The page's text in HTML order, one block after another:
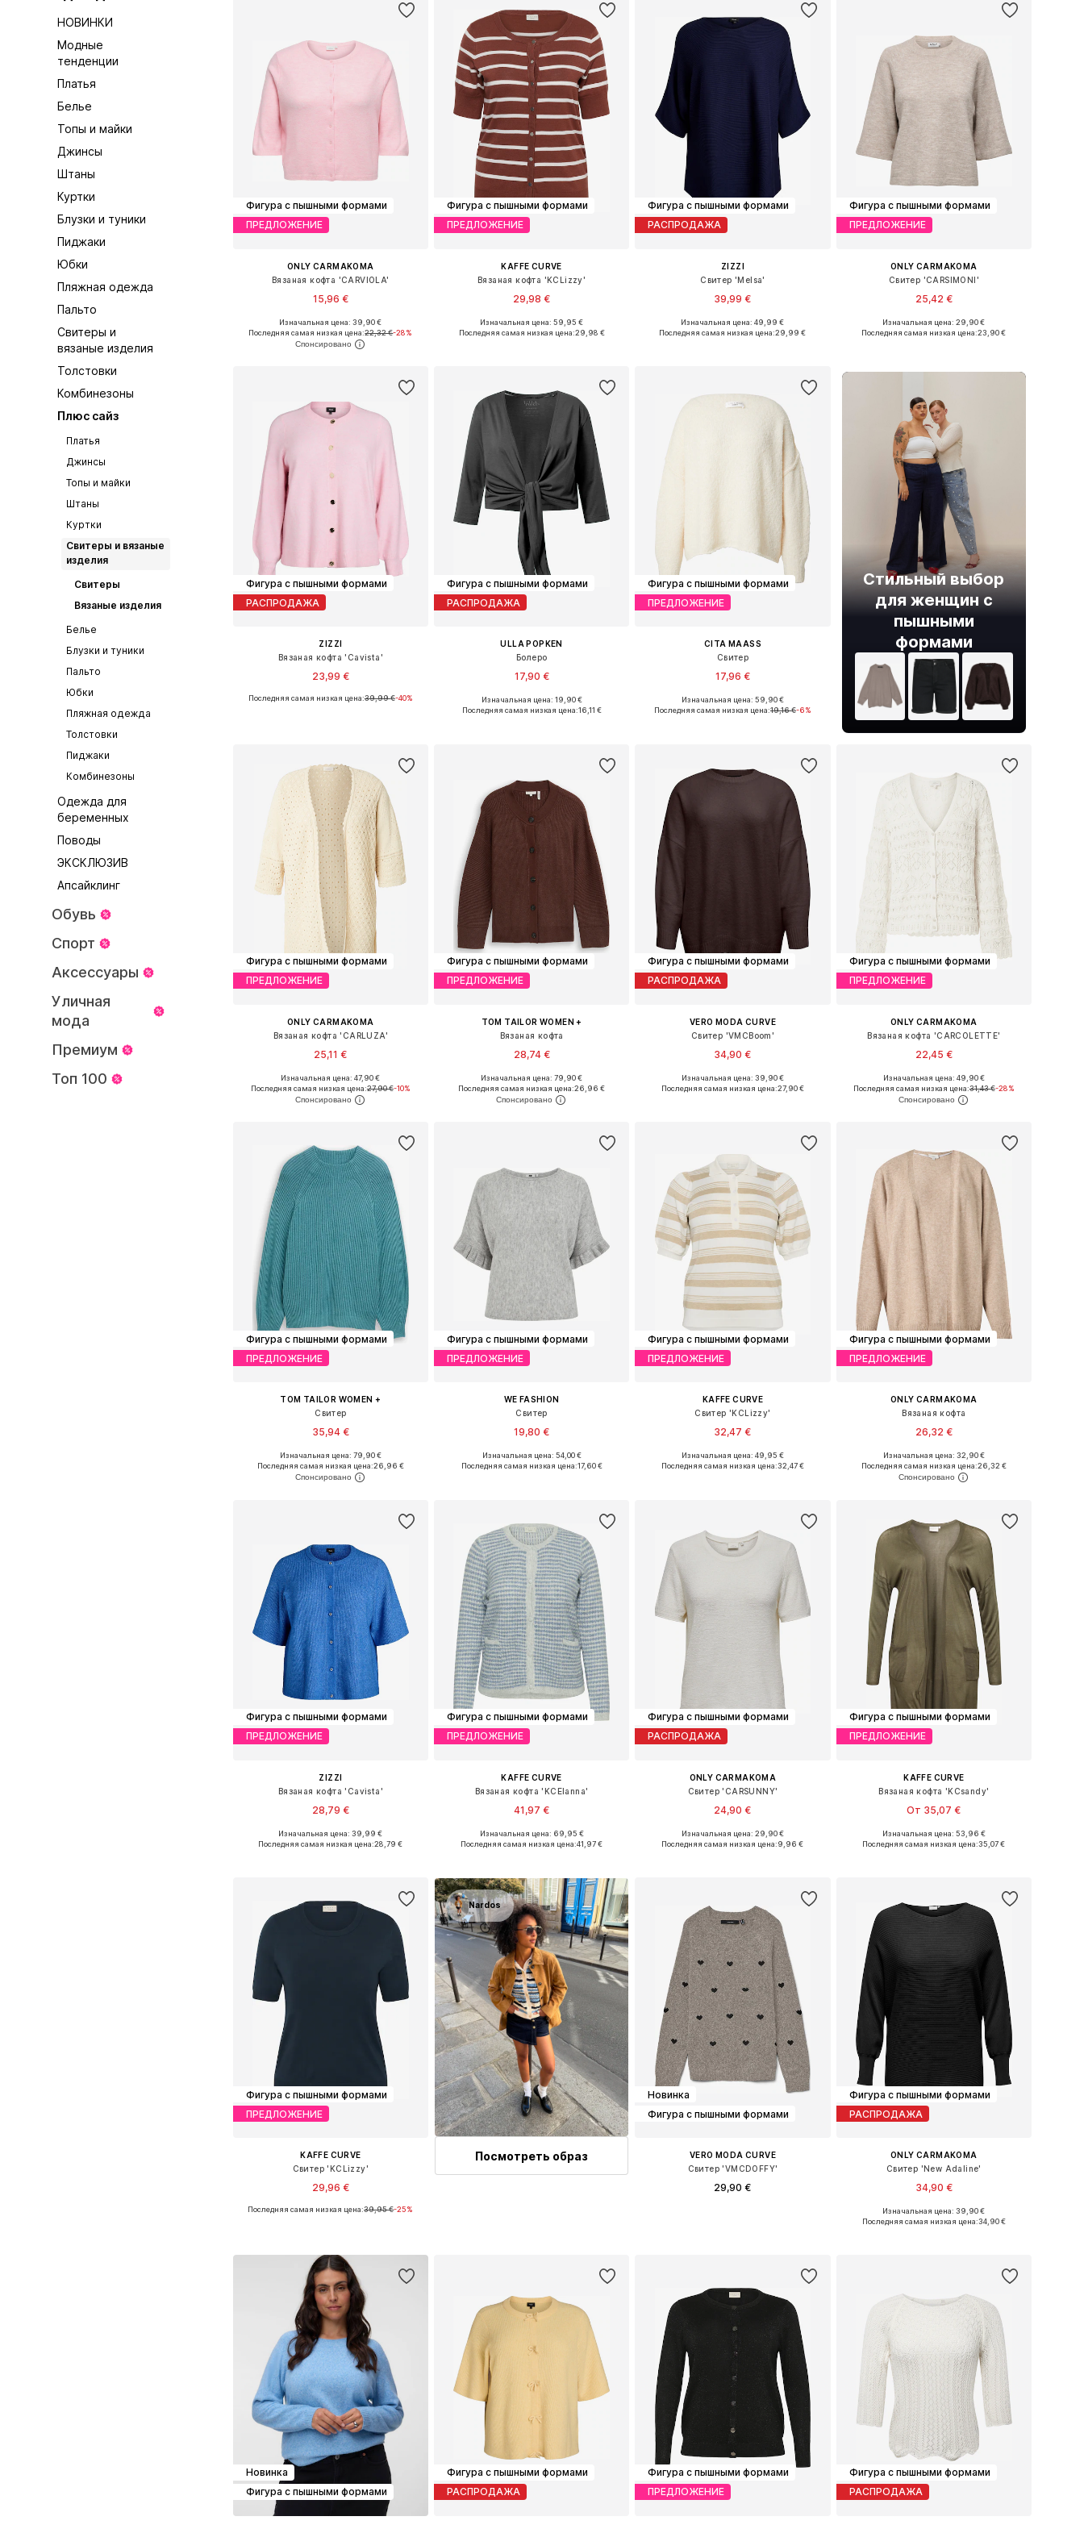
НОВИНКИ
Модные
тенденции
Платья
Белье
Топы и майки
Джинсы
Штаны
Куртки
Блузки и туники
Пиджаки
Юбки
Пляжная одежда
Пальто
Свитеры и
вязаные изделия
Толстовки
Комбинезоны
Плюс сайз
Платья
Джинсы
Топы и майки
Штаны
Куртки
Свитеры и вязаные
изделия
Свитеры
Вязаные изделия
Белье
Блузки и туники
Пальто
Юбки
Пляжная одежда
Толстовки
Пиджаки
Комбинезоны
Одежда для
беременных
Поводы
ЭКСКЛЮЗИВ
Апсайклинг
Обувь
Спорт
Аксессуары
Уличная
мода
Премиум
Топ 100
Фигура с пышными формами
ПРЕДЛОЖЕНИЕ
ONLY CARMAKOMA
Вязаная кофта 'CARVIOLA'
15,96 €
Добавить в корзину
Изначальная цена: 39,90 €
Последняя самая низкая цена:22,32 €-28%
Фигура с пышными формами
ПРЕДЛОЖЕНИЕ
KAFFE CURVE
Вязаная кофта 'KCLizzy'
29,98 €
Изначальная цена: 59,95 €
Последняя самая низкая цена:29,98 €
Фигура с пышными формами
РАСПРОДАЖА
ZIZZI
Свитер 'Melsa'
39,99 €
Изначальная цена: 49,99 €
Последняя самая низкая цена:29,99 €
Фигура с пышными формами
ПРЕДЛОЖЕНИЕ
ONLY CARMAKOMA
Свитер 'CARSIMONI'
25,42 €
Доступные размеры: XXL, 4XL, 6XL, 7XL
Изначальная цена: 29,90 €
Последняя самая низкая цена:23,90 €
Фигура с пышными формами
РАСПРОДАЖА
ZIZZI
Вязаная кофта 'Cavista'
23,99 €
Доступно множество размеров
Последняя самая низкая цена:39,99 €-40%
Фигура с пышными формами
РАСПРОДАЖА
ULLA POPKEN
Болеро
17,90 €
Доступно множество размеров
Изначальная цена: 19,90 €
Последняя самая низкая цена:16,11 €
Фигура с пышными формами
ПРЕДЛОЖЕНИЕ
CITA MAASS
Свитер
17,96 €
Доступные размеры: XXL-XXXL, 4XL-5XL
Изначальная цена: 59,90 €
Последняя самая низкая цена:19,16 €-6%
Стильный выбор
для женщин с
пышными
формами
Фигура с пышными формами
ПРЕДЛОЖЕНИЕ
ONLY CARMAKOMA
Вязаная кофта 'CARLUZA'
25,11 €
Добавить в корзину
Изначальная цена: 47,90 €
Последняя самая низкая цена:27,90 €-10%
Фигура с пышными формами
ПРЕДЛОЖЕНИЕ
TOM TAILOR WOMEN +
Вязаная кофта
28,74 €
Доступные размеры: XXL, XXXL, 7XL
Добавить в корзину
Изначальная цена: 79,90 €
Последняя самая низкая цена:26,96 €
Фигура с пышными формами
РАСПРОДАЖА
VERO MODA CURVE
Свитер 'VMCBoom'
34,90 €
+1
Изначальная цена: 39,90 €
Последняя самая низкая цена:27,90 €
Фигура с пышными формами
ПРЕДЛОЖЕНИЕ
ONLY CARMAKOMA
Вязаная кофта 'CARCOLETTE'
22,45 €
Добавить в корзину
Изначальная цена: 49,90 €
Последняя самая низкая цена:31,43 €-28%
Фигура с пышными формами
ПРЕДЛОЖЕНИЕ
TOM TAILOR WOMEN +
Свитер
35,94 €
Доступные размеры: XXL, 5XL, 6XL
Добавить в корзину
Изначальная цена: 79,90 €
Последняя самая низкая цена:26,96 €
Фигура с пышными формами
ПРЕДЛОЖЕНИЕ
WE FASHION
Свитер
19,80 €
Доступные размеры: XXL, XXXL, 5XL
Изначальная цена: 54,00 €
Последняя самая низкая цена:17,60 €
Фигура с пышными формами
ПРЕДЛОЖЕНИЕ
KAFFE CURVE
Свитер 'KCLizzy'
32,47 €
Изначальная цена: 49,95 €
Последняя самая низкая цена:32,47 €
Фигура с пышными формами
ПРЕДЛОЖЕНИЕ
ONLY CARMAKOMA
Вязаная кофта
26,32 €
Добавить в корзину
Изначальная цена: 32,90 €
Последняя самая низкая цена:26,32 €
Фигура с пышными формами
ПРЕДЛОЖЕНИЕ
ZIZZI
Вязаная кофта 'Cavista'
28,79 €
Доступно множество размеров
Изначальная цена: 39,99 €
Последняя самая низкая цена:28,79 €
Фигура с пышными формами
ПРЕДЛОЖЕНИЕ
KAFFE CURVE
Вязаная кофта 'KCElanna'
41,97 €
Изначальная цена: 69,95 €
Последняя самая низкая цена:41,97 €
Фигура с пышными формами
РАСПРОДАЖА
ONLY CARMAKOMA
Свитер 'CARSUNNY'
24,90 €
Изначальная цена: 29,90 €
Последняя самая низкая цена:9,96 €
Фигура с пышными формами
ПРЕДЛОЖЕНИЕ
KAFFE CURVE
Вязаная кофта 'KCsandy'
От 35,07 €
Доступные размеры: XL-XXL, XXXL-4XL
Изначальная цена: 53,96 €
Последняя самая низкая цена:35,07 €
Фигура с пышными формами
ПРЕДЛОЖЕНИЕ
KAFFE CURVE
Свитер 'KCLizzy'
29,96 €
+4
Последняя самая низкая цена:39,95 €-25%
Nardos
Посмотреть образ
Новинка
Фигура с пышными формами
VERO MODA CURVE
Свитер 'VMCDOFFY'
29,90 €
Фигура с пышными формами
РАСПРОДАЖА
ONLY CARMAKOMA
Свитер 'New Adaline'
34,90 €
+1
Доступные размеры: XXL, 4XL, 6XL, 7XL
Изначальная цена: 39,90 €
Последняя самая низкая цена:34,90 €
Новинка
Фигура с пышными формами
Фигура с пышными формами
РАСПРОДАЖА
Фигура с пышными формами
ПРЕДЛОЖЕНИЕ
Фигура с пышными формами
РАСПРОДАЖА